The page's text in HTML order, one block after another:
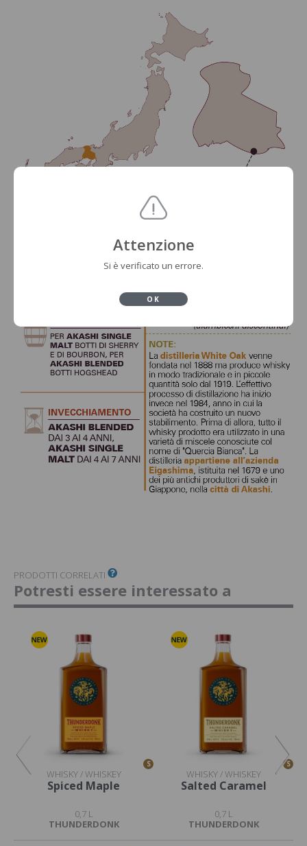
PRODOTTI CORRELATI
Potresti essere interessato a
S
WHISKY / WHISKEY
Spiced Maple
0,7 L
THUNDERDONK
S
WHISKY / WHISKEY
Salted Caramel
0,7 L
THUNDERDONK
Attenzione
Si è verificato un errore.
OK